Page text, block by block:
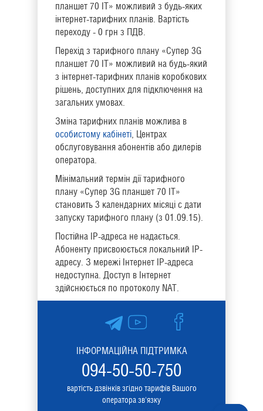
планшет 70 ІТ» можливий з будь-яких
інтернет-тарифних планів. Вартість
переходу - 0 грн з ПДВ.
Перехід з тарифного плану «Супер 3G
планшет 70 ІТ» можливий на будь-який
з інтернет-тарифних планів коробкових
рішень, доступних для підключення на
загальних умовах.
Зміна тарифних планів можлива в
особистому кабінеті, Центрах
обслуговування абонентів або дилерів
оператора.
Мінімальний термін дії тарифного
плану «Супер 3G планшет 70 ІТ»
становить 3 календарних місяці c дати
запуску тарифного плану (з 01.09.15).
Постійна IP-адреса не надається.
Абоненту присвоюється локальний IP-
адресу. З мережі Інтернет IP-адреса
недоступна. Доступ в Інтернет
здійснюється по протоколу NAT.
ІНФОРМАЦІЙНА ПІДТРИМКА
094-50-50-750
вартість дзвінків згідно тарифів Вашого
оператора зв'язку